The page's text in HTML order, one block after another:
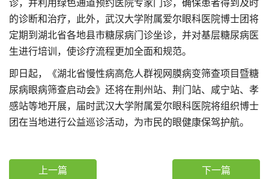
诊，并利用绿色通道预约医院专家门诊，确保患者得到及时
的诊断和治疗，此外，武汉大学附属爱尔眼科医院博士团将
定期到湖北省各地县市糖尿病门诊坐诊，并对基层糖尿病医
生进行培训，使诊疗流程更加全面和规范。
即日起，《湖北省慢性病高危人群视网膜病变筛查项目暨糖
尿病眼病筛查启动会》还将在荆州站、荆门站、咸宁站、孝
感站等地开展，届时武汉大学附属爱尔眼科医院将组织博士
团在当地进行公益巡诊活动，为市民的眼健康保驾护航。
上一篇 下一篇